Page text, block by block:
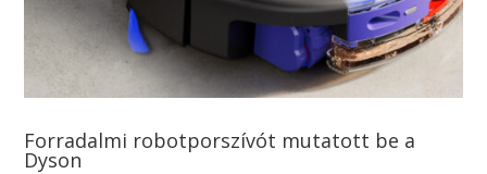
Forradalmi robotporszívót mutatott be a
Dyson